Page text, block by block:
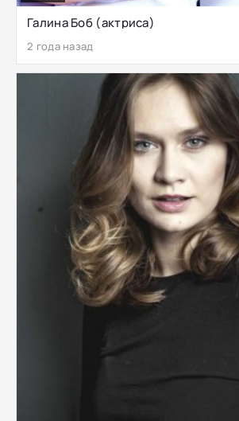
Галина Боб (актриса)
2 года назад